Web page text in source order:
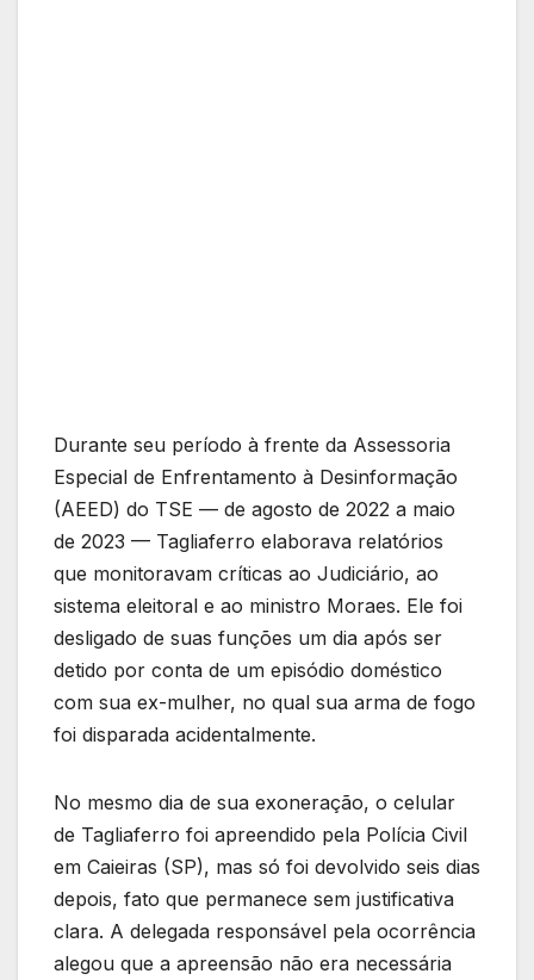
Durante seu período à frente da Assessoria
Especial de Enfrentamento à Desinformação
(AEED) do TSE — de agosto de 2022 a maio
de 2023 — Tagliaferro elaborava relatórios
que monitoravam críticas ao Judiciário, ao
sistema eleitoral e ao ministro Moraes. Ele foi
desligado de suas funções um dia após ser
detido por conta de um episódio doméstico
com sua ex-mulher, no qual sua arma de fogo
foi disparada acidentalmente.
No mesmo dia de sua exoneração, o celular
de Tagliaferro foi apreendido pela Polícia Civil
em Caieiras (SP), mas só foi devolvido seis dias
depois, fato que permanece sem justificativa
clara. A delegada responsável pela ocorrência
alegou que a apreensão não era necessária